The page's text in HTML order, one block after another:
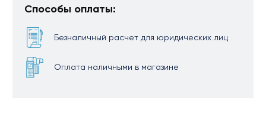
Способы оплаты:
Безналичный расчет для юридических лиц
Оплата наличными в магазине